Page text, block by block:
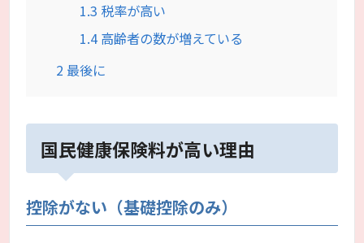
1.3 税率が高い
1.4 高齢者の数が増えている
2 最後に
国民健康保険料が高い理由
控除がない（基礎控除のみ）